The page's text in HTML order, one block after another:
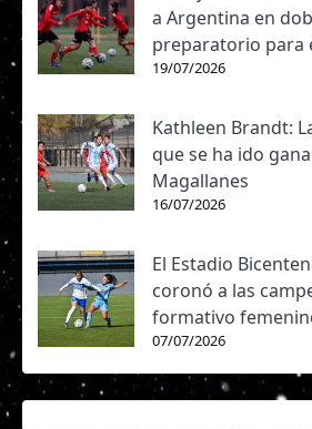
a Argentina en
preparatorio para
19/07/2026
Kathleen Brandt:
que se ha ido
Magallanes
16/07/2026
El Estadio
coronó a las
formativo
07/07/2026